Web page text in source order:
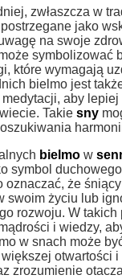
zwłaszcza w
jako
na swoje
symbolizować
które wymagają
bielmo jest
aby
Takie sny
bielmo w
symbol
oznaczać, że
swoim życiu lub
rozwoju. W takich
i wiedzy,
w snach może
otwartości
zrozumienie